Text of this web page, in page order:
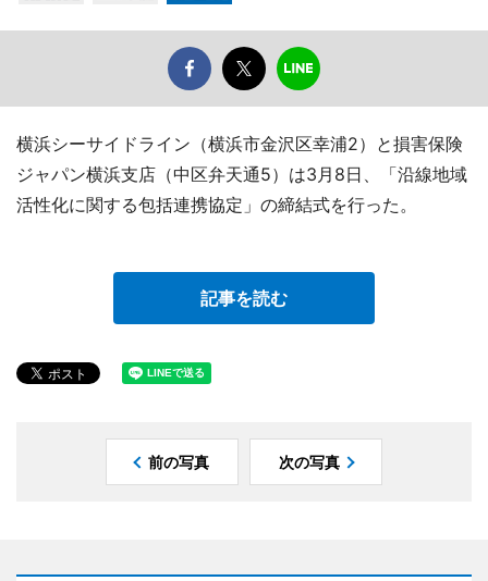
横浜シーサイドライン（横浜市金沢区幸浦2）と損害保険
ジャパン横浜支店（中区弁天通5）は3月8日、「沿線地域
活性化に関する包括連携協定」の締結式を行った。
記事を読む
前の写真 次の写真